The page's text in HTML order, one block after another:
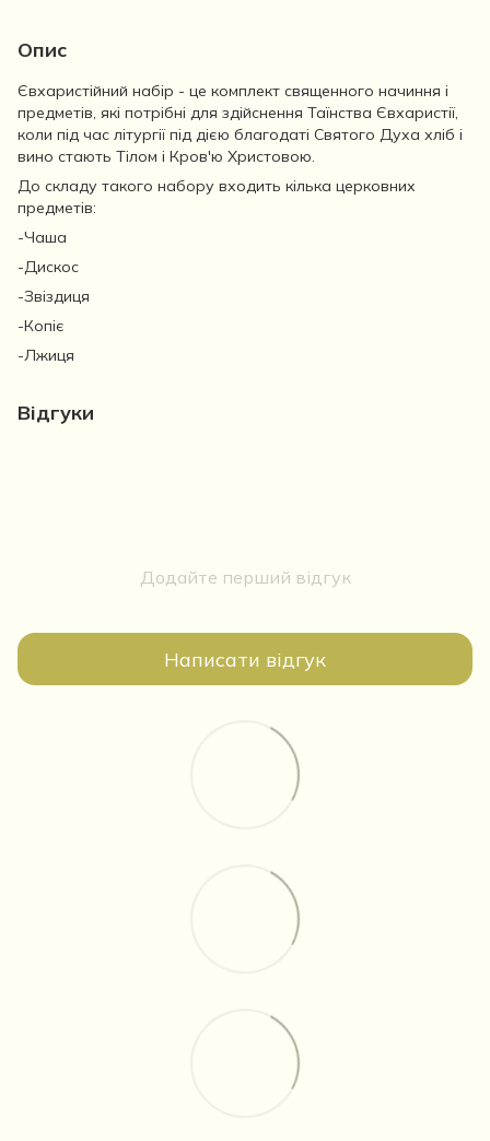
Опис
Євхаристійний набір - це комплект священного начиння і
предметів, які потрібні для здійснення Таїнства Євхаристії,
коли під час літургії під дією благодаті Святого Духа хліб і
вино стають Тілом і Кров'ю Христовою.
До складу такого набору входить кілька церковних
предметів:
-Чаша
-Дискос
-Звіздиця
-Копіє
-Лжиця
Відгуки
Додайте перший відгук
Написати відгук